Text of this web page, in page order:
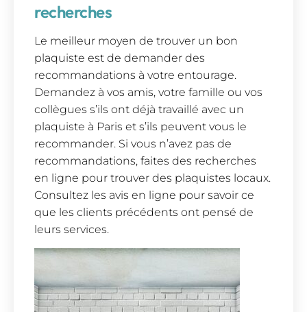
recherches
Le meilleur moyen de trouver un bon
plaquiste est de demander des
recommandations à votre entourage.
Demandez à vos amis, votre famille ou vos
collègues s’ils ont déjà travaillé avec un
plaquiste à Paris et s’ils peuvent vous le
recommander. Si vous n’avez pas de
recommandations, faites des recherches
en ligne pour trouver des plaquistes locaux.
Consultez les avis en ligne pour savoir ce
que les clients précédents ont pensé de
leurs services.